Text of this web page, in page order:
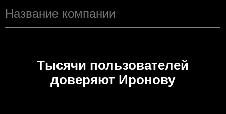
Тысячи пользователей
доверяют Иронову